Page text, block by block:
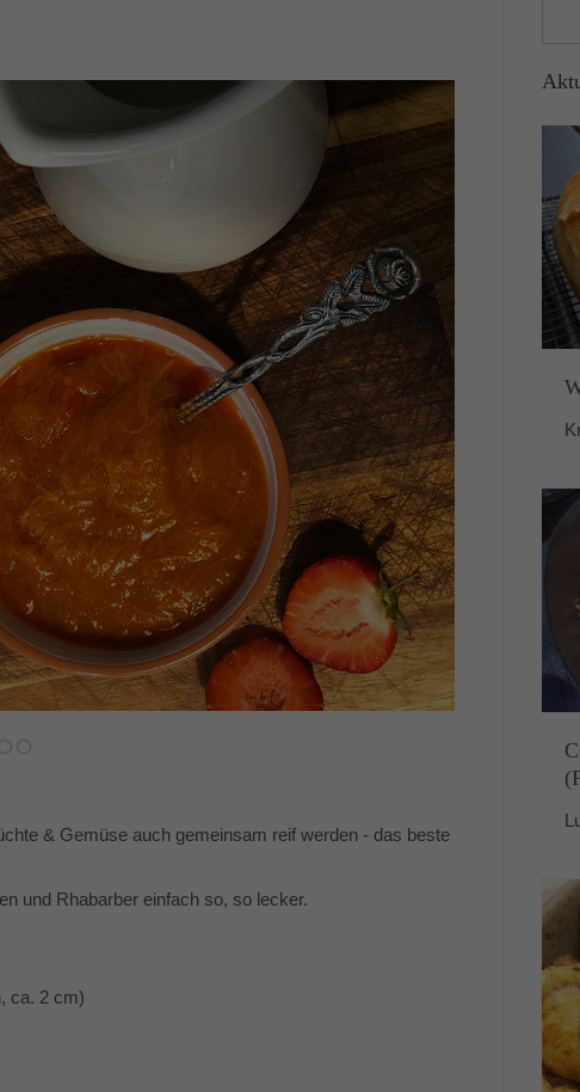
Vorwärts
& Gemüse auch gemeinsam reif werden - das beste
und Rhabarber einfach so, so lecker.
ca. 2 cm)